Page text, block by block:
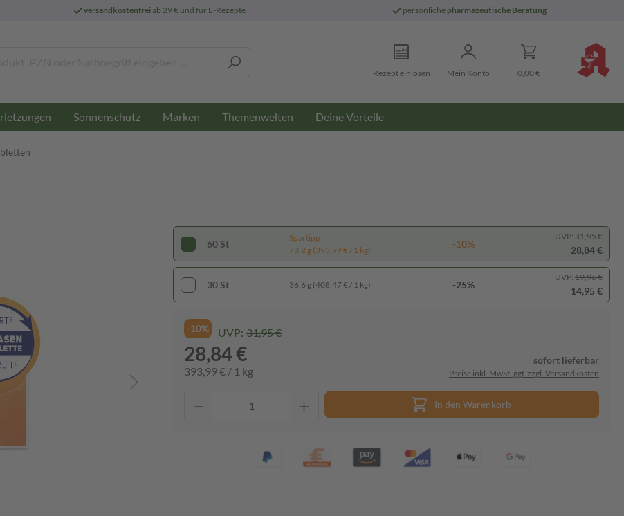
versandkostenfreiab 29 € und für E-Rezepte persönliche pharmazeutische Beratung
Rezept einlösen Mein Konto 0,00 €
Sonnenschutz Marken Themenwelten Deine Vorteile
60 St
Spartipp
73,2 g (393,99 € / 1 kg)
-10%
UVP: 31,95 €
28,84 €
30 St 36,6 g (408,47 € / 1 kg) -25%
UVP: 19,96 €
14,95 €
-10% UVP: 31,95 €
28,84 €
393,99 € / 1 kg
sofort lieferbar
Preise inkl. MwSt. ggf. zzgl. Versandkosten
In den Warenkorb